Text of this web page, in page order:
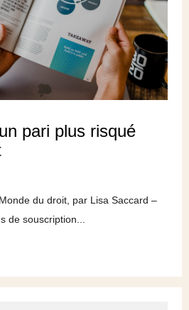
pari plus risqué
du droit, par Lisa Saccard –
de souscription...